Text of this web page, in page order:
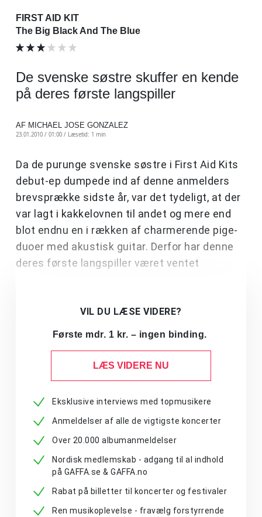
FIRST AID KIT
The Big Black And The Blue
De svenske søstre skuffer en kende
på deres første langspiller
AF MICHAEL JOSE GONZALEZ
23.01.2010 / 01:00 / Læsetid: 1 min
Da de purunge svenske søstre i First Aid Kits
debut-ep dumpede ind af denne anmelders
brevsprække sidste år, var det tydeligt, at der
var lagt i kakkelovnen til andet og mere end
blot endnu en i rækken af charmerende pige-
duoer med akustisk guitar. Derfor har denne
deres første langspiller været ventet
VIL DU LÆSE VIDERE?
Første mdr. 1 kr. – ingen binding.
LÆS VIDERE NU
Eksklusive interviews med topmusikere
Anmeldelser af alle de vigtigste koncerter
Over 20.000 albumanmeldelser
Nordisk medlemskab - adgang til al indhold
på GAFFA.se & GAFFA.no
Rabat på billetter til koncerter og festivaler
Ren musikoplevelse - fravælg forstyrrende